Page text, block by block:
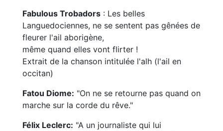
Fabulous Trobadors : Les belles
Languedociennes, ne se sentent pas gênées de
fleurer l'ail aborigène,
même quand elles vont flirter !
Extrait de la chanson intitulée l'alh (l'ail en
occitan)
Fatou Diome: "On ne se retourne pas quand on
marche sur la corde du rêve."
Félix Leclerc: "A un journaliste qui lui